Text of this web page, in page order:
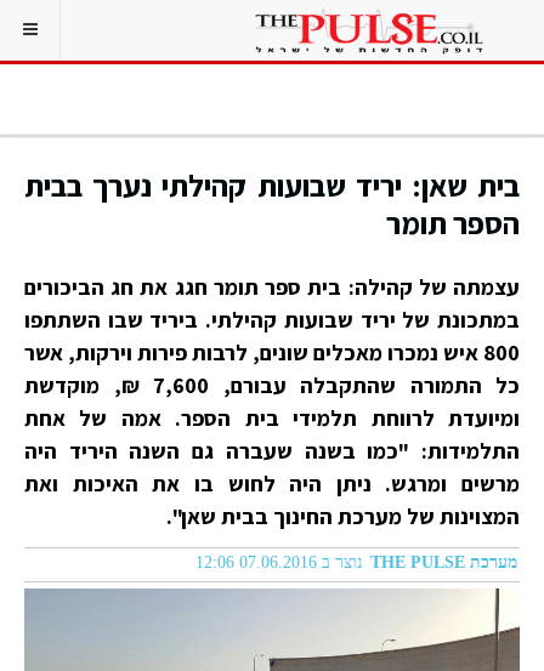
בית שאן: יריד שבועות קהילתי נערך בבית
הספר תומר
עצמתה של קהילה: בית ספר תומר חגג את חג הביכורים
במתכונת של יריד שבועות קהילתי. ביריד שבו השתתפו
800 איש נמכרו מאכלים שונים, לרבות פירות וירקות, אשר
כל התמורה שהתקבלה עבורם, 7,600 ₪, מוקדשת
ומיועדת לרווחת תלמידי בית הספר. אמה של אחת
התלמידות: "כמו בשנה שעברה גם השנה היריד היה
מרשים ומרגש. ניתן היה לחוש בו את האיכות ואת
המצוינות של מערכת החינוך בבית שאן".
מערכת THE PULSE נוצר ב 07.06.2016 12:06